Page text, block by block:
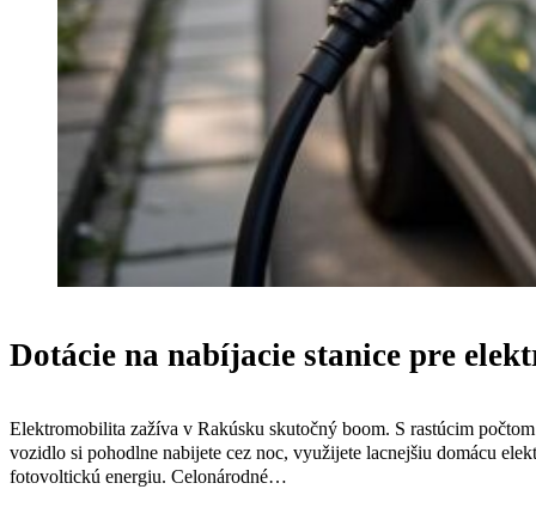
Dotácie na nabíjacie stanice pre
Elektromobilita zažíva v Rakúsku skutočný boom. S rastúcim
vozidlo si pohodlne nabijete cez noc, využijete lacnejšiu domácu
fotovoltickú energiu. Celonárodné…